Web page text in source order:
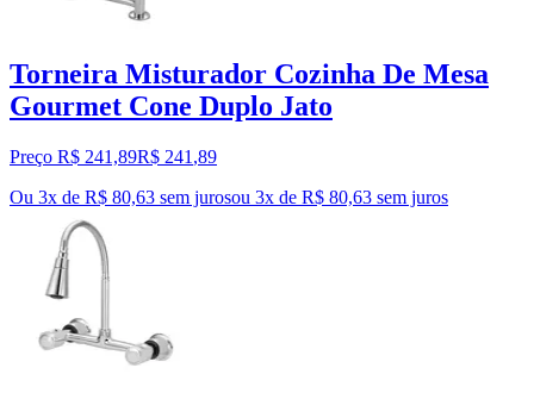
Torneira Misturador Cozinha De Mesa
Gourmet Cone Duplo Jato
Preço R$ 241,89R$ 241 ,89
Ou 3x de R$ 80,63 sem jurosou 3x de R$ 80,63 sem juros